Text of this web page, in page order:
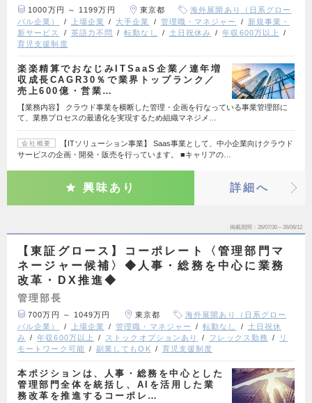
1000万円 ～ 1199万円 東京都
海外展開あり（日系グロー
バル企業）
上場企業 大手企業 管理職・マネジャー
新規事業・
新サービス
英語力不問 転勤なし 土日祝休み
年収600万以上
育児支援制度
楽楽精算でおなじみITSaaS企業／連年増
収成長CAGR30％で業界トップランク／
売上600億・営業…
【業務内容】 クラウド事業を横断した管理・企画を行なっている事業管理部に
て、業務プロセスの最適化を実現するため組織マネジメ…
会社概要
【ITソリューション事業】 Saas事業として、中小企業向けクラウド
サービスの企画・開発・販売を行っています。 ■キャリアの…
興味あり 詳細へ
掲載期間 26/07/30～26/08/12
【東証グロース】コーポレート〈管理部門マ
ネージャー候補〉◆人事・総務を中心に業務
改革・DX推進◆
管理部長
700万円 ～ 1049万円 東京都
海外展開あり（日系グロー
バル企業）
上場企業 管理職・マネジャー 転勤なし
土日祝休
み
年収600万以上 ストックオプションあり フレックス勤務
リ
モートワーク可能
副業してもOK 育児支援制度
本ポジションは、人事・総務を中心とした
管理部門全体を統括し、AIを活用した業
務改革を推進するコーポレ…